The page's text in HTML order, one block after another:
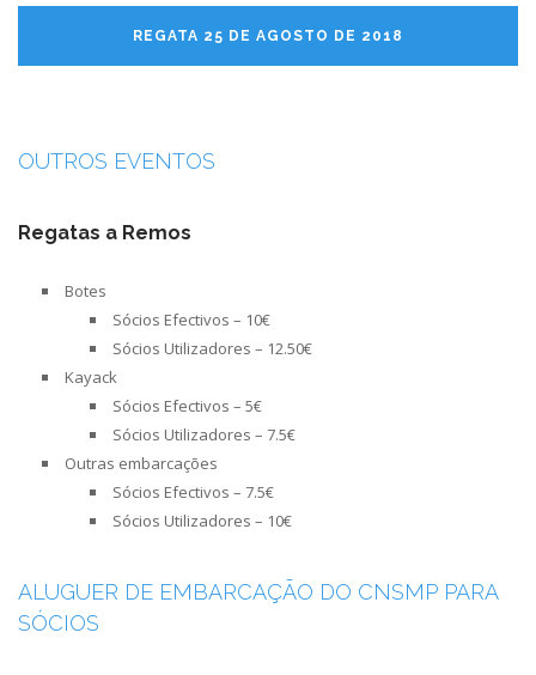
REGATA 25 DE AGOSTO DE 2018
OUTROS EVENTOS
Regatas a Remos
Botes
Sócios Efectivos – 10€
Sócios Utilizadores – 12.50€
Kayack
Sócios Efectivos – 5€
Sócios Utilizadores – 7.5€
Outras embarcações
Sócios Efectivos – 7.5€
Sócios Utilizadores – 10€
ALUGUER DE EMBARCAÇÃO DO CNSMP PARA
SÓCIOS